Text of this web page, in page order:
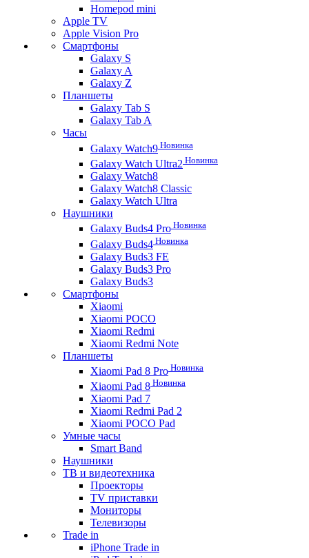
Homepod mini
Apple TV
Apple Vision Pro
Смартфоны
Galaxy S
Galaxy A
Galaxy Z
Планшеты
Galaxy Tab S
Galaxy Tab A
Часы
Galaxy Watch9 Новинка
Galaxy Watch Ultra2 Новинка
Galaxy Watch8
Galaxy Watch8 Classic
Galaxy Watch Ultra
Наушники
Galaxy Buds4 Pro Новинка
Galaxy Buds4 Новинка
Galaxy Buds3 FE
Galaxy Buds3 Pro
Galaxy Buds3
Смартфоны
Xiaomi
Xiaomi POCO
Xiaomi Redmi
Xiaomi Redmi Note
Планшеты
Xiaomi Pad 8 Pro Новинка
Xiaomi Pad 8 Новинка
Xiaomi Pad 7
Xiaomi Redmi Pad 2
Xiaomi POCO Pad
Умные часы
Smart Band
Наушники
ТВ и видеотехника
Проекторы
TV приставки
Мониторы
Телевизоры
Trade in
iPhone Trade in